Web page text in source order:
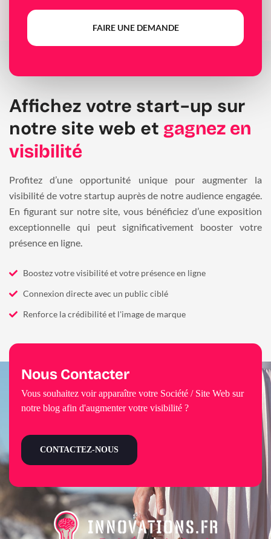
FAIRE UNE DEMANDE
Affichez votre start-up sur
notre site web et gagnez en
visibilité
Profitez d’une opportunité unique pour augmenter la
visibilité de votre startup auprès de notre audience engagée.
En figurant sur notre site, vous bénéficiez d’une exposition
exceptionnelle qui peut significativement booster votre
présence en ligne.
Boostez votre visibilité et votre présence en ligne
Connexion directe avec un public ciblé
Renforce la crédibilité et l'image de marque
Nous Contacter
Vous souhaitez voir apparaître votre Société / Site Web sur
notre blog afin d'augmenter votre visibilité ?
CONTACTEZ-NOUS